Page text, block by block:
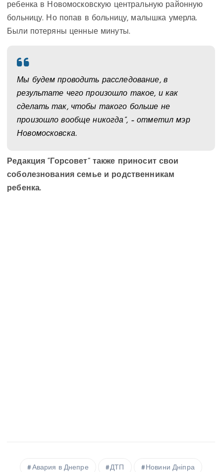
ребенка в Новомосковскую центральную районную
больницу. Но попав в больницу, малышка умерла.
Были потеряны ценные минуты.
Мы будем проводить расследование, в
результате чего произошло такое, и как
сделать так, чтобы такого больше не
произошло вообще никогда”, – отметил мэр
Новомосковска.
Редакция “Горсовет” также приносит свои
соболезнования семье и родственникам
ребенка.
Авария в Днепре ДТП Новини Дніпра